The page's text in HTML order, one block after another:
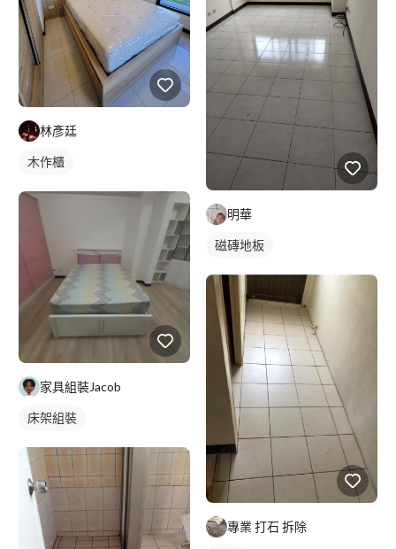
林彥廷
木作櫃
家具組裝Jacob
床架組裝
明華
磁磚地板
專業 打石 拆除